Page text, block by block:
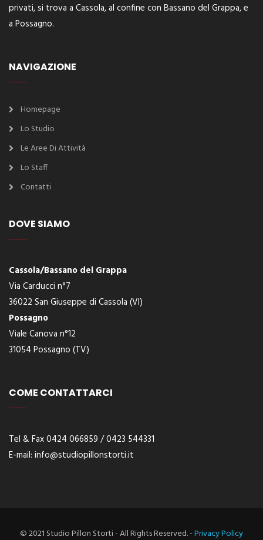
privati, si trova a Cassola, al confine con Bassano del Grappa, e
a Possagno.
NAVIGAZIONE
Homepage
Lo Studio
Le Aree Di Attività
Lo Staff
Contatti
DOVE SIAMO
Cassola/Bassano del Grappa
Via Carducci n°7
36022 San Giuseppe di Cassola (VI)
Possagno
Viale Canova n°12
31054 Possagno (TV)
COME CONTATTARCI
Tel & Fax 0424 066859 / 0423 544331
E-mail: info@studiopillonstorti.it
© 2021 Studio Pillon Storti - All Rights Reserved. -Privacy Policy